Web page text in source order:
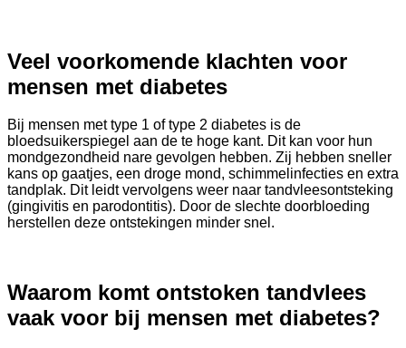
Veel voorkomende klachten voor
mensen met diabetes
Bij mensen met type 1 of type 2 diabetes is de
bloedsuikerspiegel aan de te hoge kant. Dit kan voor hun
mondgezondheid nare gevolgen hebben. Zij hebben sneller
kans op gaatjes, een droge mond, schimmelinfecties en extra
tandplak. Dit leidt vervolgens weer naar tandvleesontsteking
(gingivitis en parodontitis). Door de slechte doorbloeding
herstellen deze ontstekingen minder snel.
Waarom komt ontstoken tandvlees
vaak voor bij mensen met diabetes?